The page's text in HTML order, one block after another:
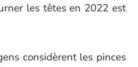
les têtes en 2022 est
considèrent les pinces